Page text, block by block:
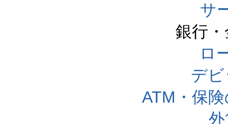
サ
銀行
ロ
デ
ATM・保